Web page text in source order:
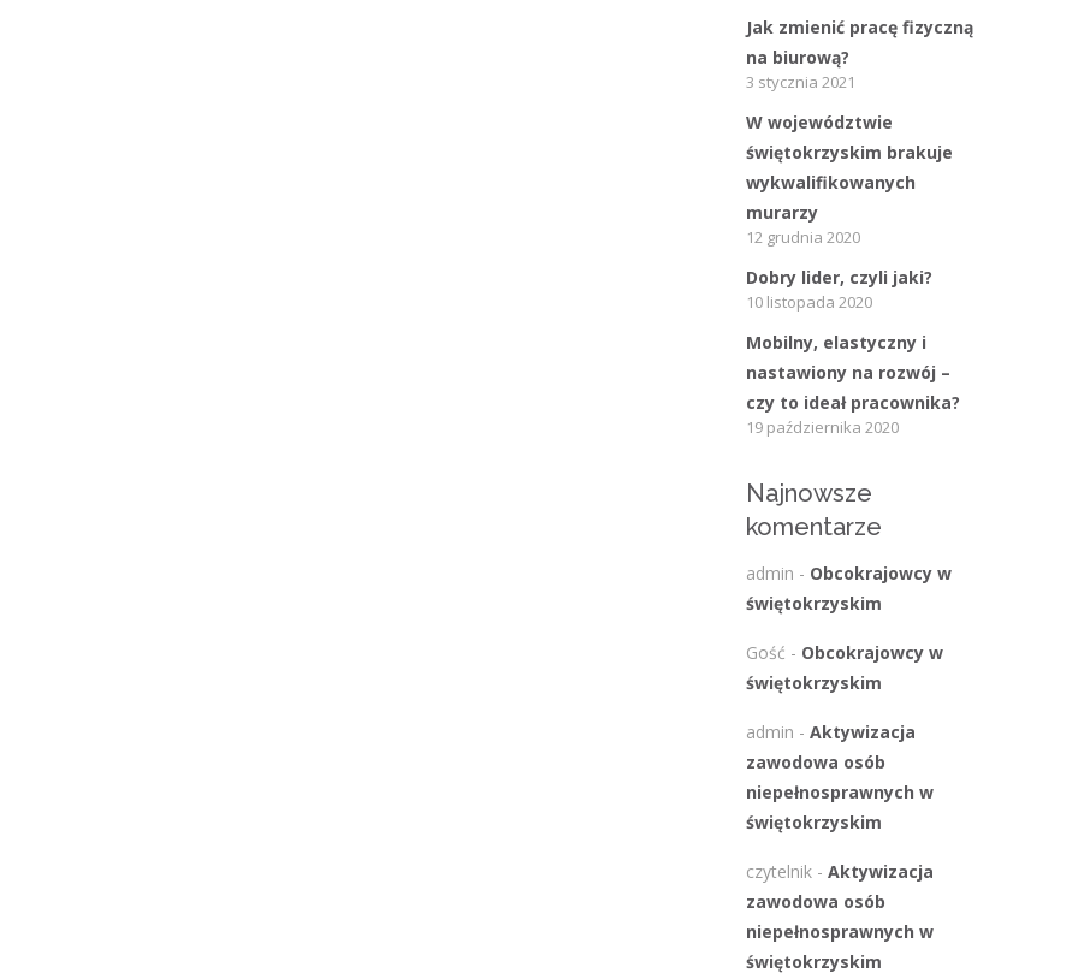
Jak zmienić pracę fizyczną
na biurową?
3 stycznia 2021
W województwie
świętokrzyskim brakuje
wykwalifikowanych
murarzy
12 grudnia 2020
Dobry lider, czyli jaki?
10 listopada 2020
Mobilny, elastyczny i
nastawiony na rozwój –
czy to ideał pracownika?
19 października 2020
Najnowsze
komentarze
admin - Obcokrajowcy w
świętokrzyskim
Gość - Obcokrajowcy w
świętokrzyskim
admin - Aktywizacja
zawodowa osób
niepełnosprawnych w
świętokrzyskim
czytelnik - Aktywizacja
zawodowa osób
niepełnosprawnych w
świętokrzyskim